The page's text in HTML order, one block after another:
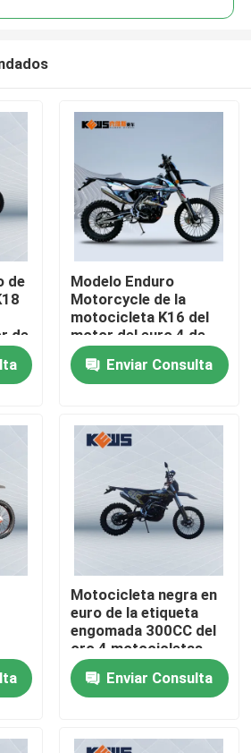
con
Enduro del movimiento
de Enduro del movimiento
reunión
de
de
Modelo Enduro
Motorcycle de la
motocicleta K16 del
motor del euro 4 de
Kews NC250
Enviar Consulta
del
Motocicleta negra en
euro de la etiqueta
engomada 300CC del
oro 4 motocicletas
NC300S en las bicis de
la suciedad del camino
Enviar Consulta